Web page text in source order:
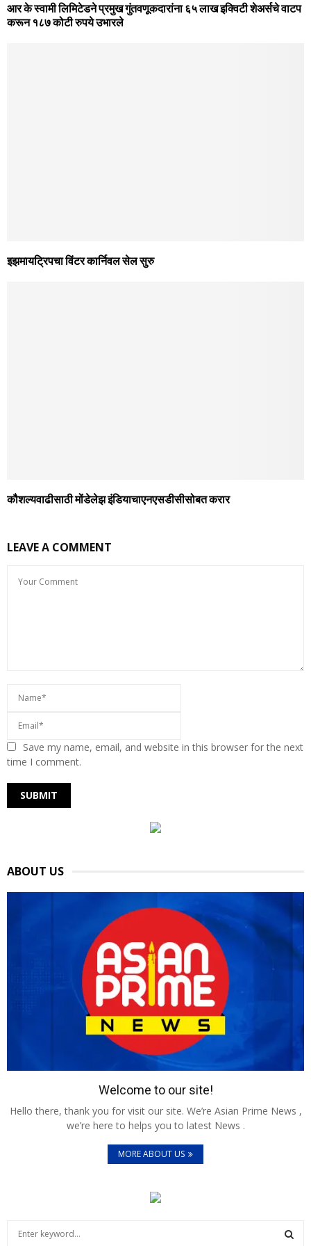
आर के स्वामी लिमिटेडने प्रमुख गुंतवणूकदारांना ६५ लाख इक्विटी शेअर्सचे वाटप
करून १८७ कोटी रुपये उभारले
इझमायट्रिपचा विंटर कार्निवल सेल सुरु
कौशल्यवाढीसाठी मोंडेलेझ इंडियाचाएनएसडीसीसोबत करार
LEAVE A COMMENT
Save my name, email, and website in this browser for the next
time I comment.
ABOUT US
Welcome to our site!
Hello there, thank you for visit our site. We’re Asian Prime News ,
we’re here to helps you to latest News .
MORE ABOUT US